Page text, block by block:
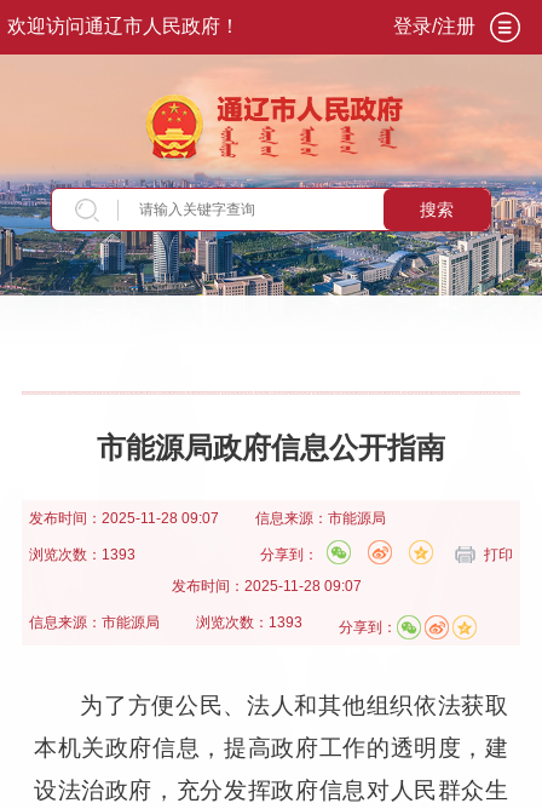
欢迎访问通辽市人民政府！ 登录/注册
搜索
当前位置：首页>政务公开>政府信息公开>政
市能源局政府信息公开指南
发布时间： 2025-11-28 09:07 信息来源： 市能源局
浏览次数：1393 打印
分享到：
发布时间： 2025-11-28 09:07
信息来源： 市能源局 浏览次数：1393 分享到：
为了方便公民、法人和其他组织依法获取
本机关政府信息，提高政府工作的透明度，建
设法治政府，充分发挥政府信息对人民群众生